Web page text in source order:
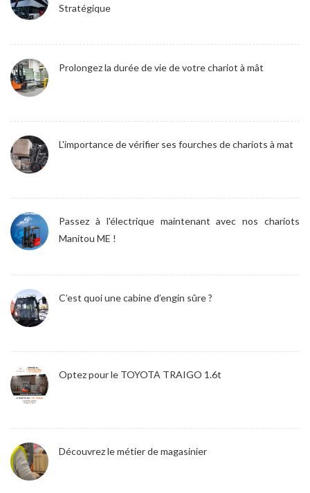
Stratégique
Prolongez la durée de vie de votre chariot à mât
L'importance de vérifier ses fourches de chariots à mat
Passez à l'électrique maintenant avec nos chariots
Manitou ME !
C’est quoi une cabine d’engin sûre ?
Optez pour le TOYOTA TRAIGO 1.6t
Découvrez le métier de magasinier